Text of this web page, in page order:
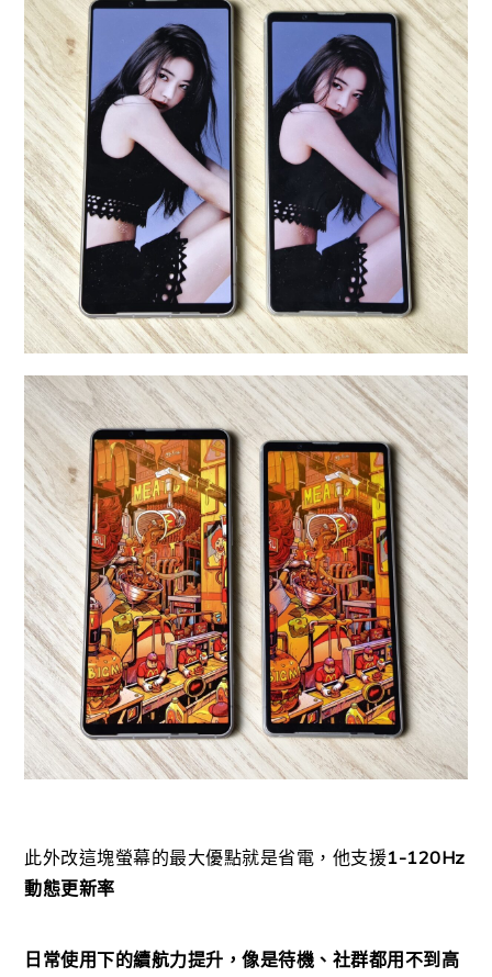
此外改這塊螢幕的最大優點就是省電，他支援1-120Hz
動態更新率
日常使用下的續航力提升，像是待機、社群都用不到高